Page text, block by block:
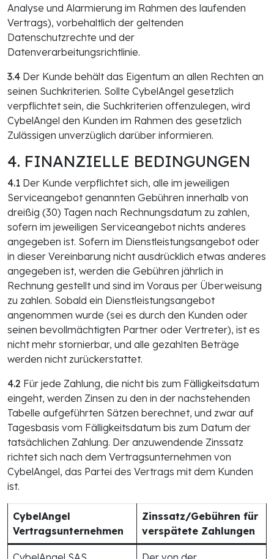
Analyse und Alarmierung im Rahmen des laufenden
Vertrags), vorbehaltlich der geltenden
Datenschutzrechte und der
Datenverarbeitungsrichtlinie.
3.4 Der Kunde behält das Eigentum an allen Rechten an
seinen Suchkriterien. Sollte CybelAngel gesetzlich
verpflichtet sein, die Suchkriterien offenzulegen, wird
CybelAngel den Kunden im Rahmen des gesetzlich
Zulässigen unverzüglich darüber informieren.
4. FINANZIELLE BEDINGUNGEN
4.1 Der Kunde verpflichtet sich, alle im jeweiligen
Serviceangebot genannten Gebühren innerhalb von
dreißig (30) Tagen nach Rechnungsdatum zu zahlen,
sofern im jeweiligen Serviceangebot nichts anderes
angegeben ist. Sofern im Dienstleistungsangebot oder
in dieser Vereinbarung nicht ausdrücklich etwas anderes
angegeben ist, werden die Gebühren jährlich in
Rechnung gestellt und sind im Voraus per Überweisung
zu zahlen. Sobald ein Dienstleistungsangebot
angenommen wurde (sei es durch den Kunden oder
seinen bevollmächtigten Partner oder Vertreter), ist es
nicht mehr stornierbar, und alle gezahlten Beträge
werden nicht zurückerstattet.
4.2 Für jede Zahlung, die nicht bis zum Fälligkeitsdatum
eingeht, werden Zinsen zu den in der nachstehenden
Tabelle aufgeführten Sätzen berechnet, und zwar auf
Tagesbasis vom Fälligkeitsdatum bis zum Datum der
tatsächlichen Zahlung. Der anzuwendende Zinssatz
richtet sich nach dem Vertragsunternehmen von
CybelAngel, das Partei des Vertrags mit dem Kunden
ist.
CybelAngel
Vertragsunternehmen
Zinssatz/Gebühren für
verspätete Zahlungen